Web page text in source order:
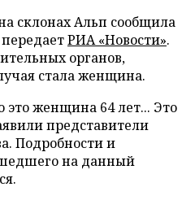
склонах Альп сообщила
РИА «Новости».
органов,
стала женщина.
это женщина 64 лет... Это
представители
Подробности и
на данный